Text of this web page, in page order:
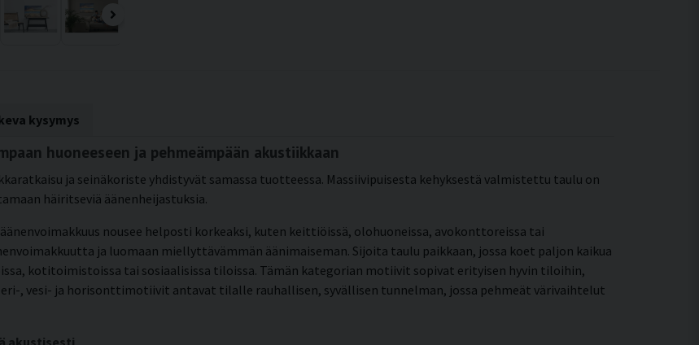
kysymys
huoneeseen ja pehmeämpään akustiikkaan
ja seinäkoriste yhdistyvät samassa tuotteessa. Massiivipuisesta kehyksestä valmistettu taulu on
häiritseviä äänenheijastuksia.
nousee helposti korkeaksi, kuten keittiöissä, olohuoneissa, avokonttoreissa tai
ja luomaan miellyttävämmän äänimaiseman. Sijoita taulu paikkaan, jossa koet paljon kaikua
kotitoimistoissa tai sosiaalisissa tiloissa. Tämän kategorian motiivit sopivat erityisen hyvin tiloihin,
, vesi- ja horisonttimotiivit antavat tilalle rauhallisen, syvällisen tunnelman, jossa pehmeät värivaihtelut
akustisesti